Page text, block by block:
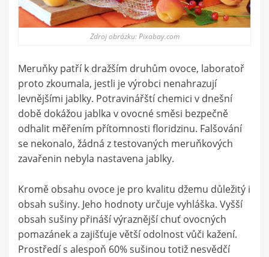
Zdroj obrázku: Pixabay.com
Meruňky patří k dražším druhům ovoce, laboratoř
proto zkoumala, jestli je výrobci nenahrazují
levnějšími jablky. Potravinářští chemici v dnešní
době dokážou jablka v ovocné směsi bezpečně
odhalit měřením přítomnosti floridzinu. Falšování
se nekonalo, žádná z testovaných meruňkových
zavařenin nebyla nastavena jablky.
Kromě obsahu ovoce je pro kvalitu džemu důležitý i
obsah sušiny. Jeho hodnoty určuje vyhláška. Vyšší
obsah sušiny přináší výraznější chuť ovocných
pomazánek a zajišťuje větší odolnost vůči kažení.
Prostředí s alespoň 60% sušinou totiž nesvědčí